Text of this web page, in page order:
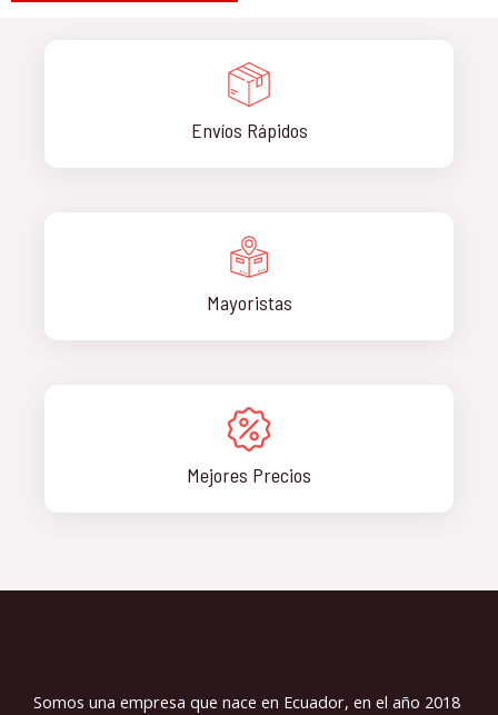
Envíos Rápidos
Mayoristas
Mejores Precios
Somos una empresa que nace en Ecuador, en el año 2018